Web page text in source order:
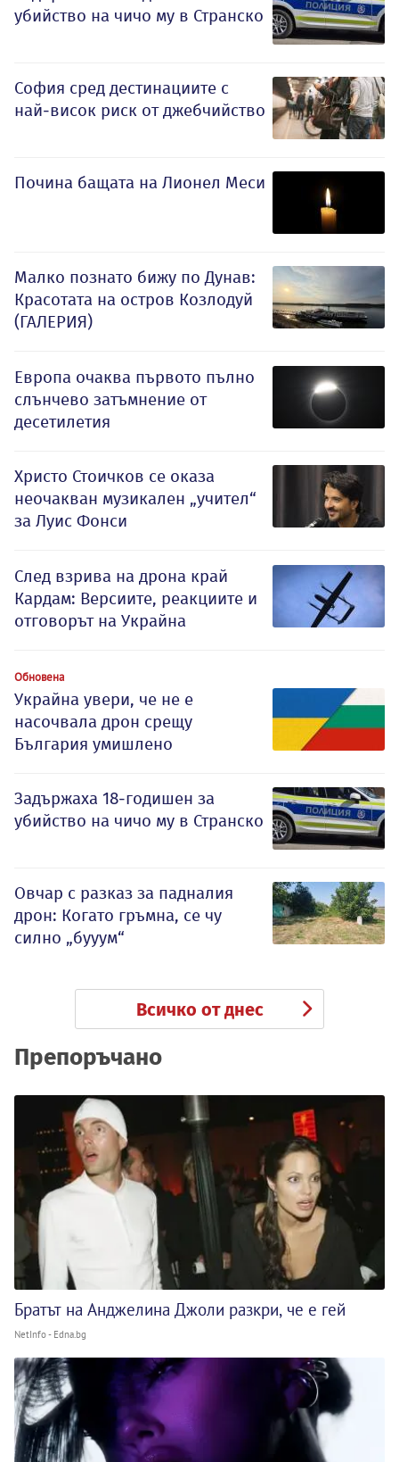
убийство на чичо му в Странско
София сред дестинациите с
най-висок риск от джебчийство
Почина бащата на Лионел Меси
Малко познато бижу по Дунав:
Красотата на остров Козлодуй
(ГАЛЕРИЯ)
Европа очаква първото пълно
слънчево затъмнение от
десетилетия
Христо Стоичков се оказа
неочакван музикален „учител“
за Луис Фонси
След взрива на дрона край
Кардам: Версиите, реакциите и
отговорът на Украйна
Обновена
Украйна увери, че не е
насочвала дрон срещу
България умишлено
Задържаха 18-годишен за
убийство на чичо му в Странско
Овчар с разказ за падналия
дрон: Когато гръмна, се чу
силно „бууум“
Всичко от днес
Препоръчано
Братът на Анджелина Джоли разкри, че е гей
NetInfo - Edna.bg